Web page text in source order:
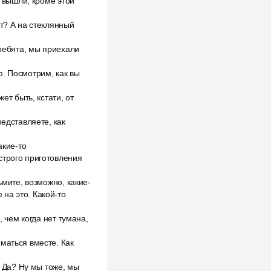
А на стеклянный
мы приехали
Посмотрим, как вы
быть, кстати, от
как
то
приготовления
возможно, какие-
на это. Какой-то
когда нет тумана,
вместе. Как
Да? Ну мы тоже, мы